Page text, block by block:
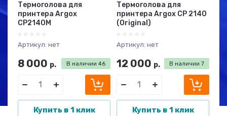
Термоголова для
принтера Argox
CP2140M
Артикул: нет
В наличии 46
8 000 р.
Купить в 1 клик
Термоголова для
принтера Argox CP 2140
(Original)
Артикул: нет
В наличии 7
12 000 р.
Купить в 1 клик